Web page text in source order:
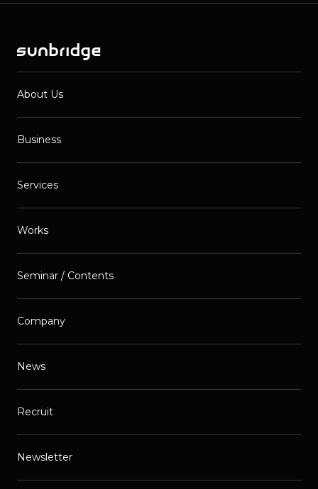
About Us
Business
Services
Works
Seminar / Contents
Company
News
Recruit
Newsletter